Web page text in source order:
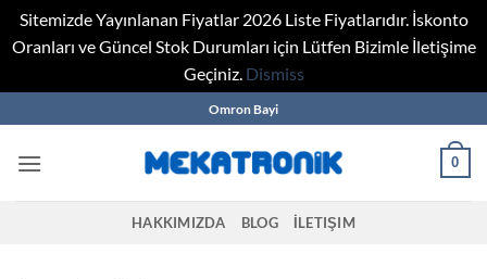
Sitemizde Yayınlanan Fiyatlar 2026 Liste Fiyatlarıdır. İskonto
Oranları ve Güncel Stok Durumları için Lütfen Bizimle İletişime
Geçiniz. Dismiss
to
content
Omron Bayi
0
HAKKIMIZDA BLOG İLETIŞIM